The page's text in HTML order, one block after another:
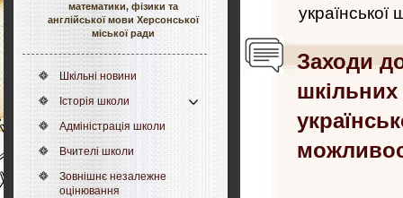
математики, фізики та
англійської мови Херсонської
міської ради
Шкільні новини
Історія школи
Адміністрація школи
Вчителі школи
Зовнішнє незалежне
оцінювання
української
Заходи
шкільних